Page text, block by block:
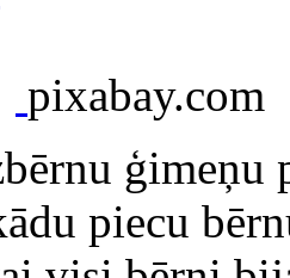
pixabay.com
piecu